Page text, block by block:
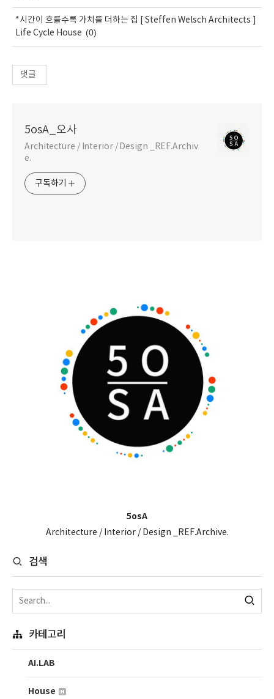
*시간이 흐를수록 가치를 더하는 집 [ Steffen Welsch Architects ]
Life Cycle House (0)
댓글
5osA_오사
Architecture / Interior / Design _REF.Archiv
e.
구독하기
5osA
Architecture / Interior / Design _REF.Archive.
검색
카테고리
AI.LAB
House